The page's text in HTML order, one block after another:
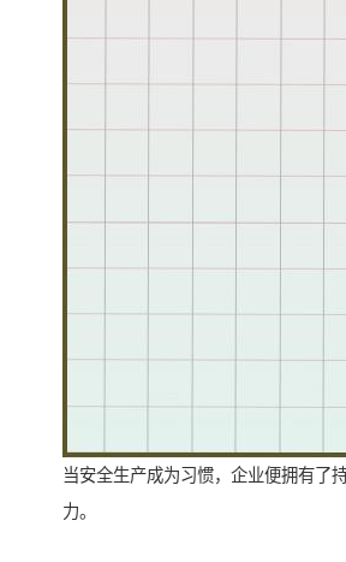
当安全生产成为习惯，企业便拥有了
力。